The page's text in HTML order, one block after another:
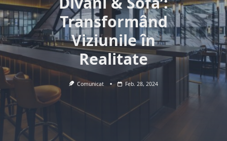
Transformând
Viziunile în
Realitate
Comunicat Feb. 28, 2024